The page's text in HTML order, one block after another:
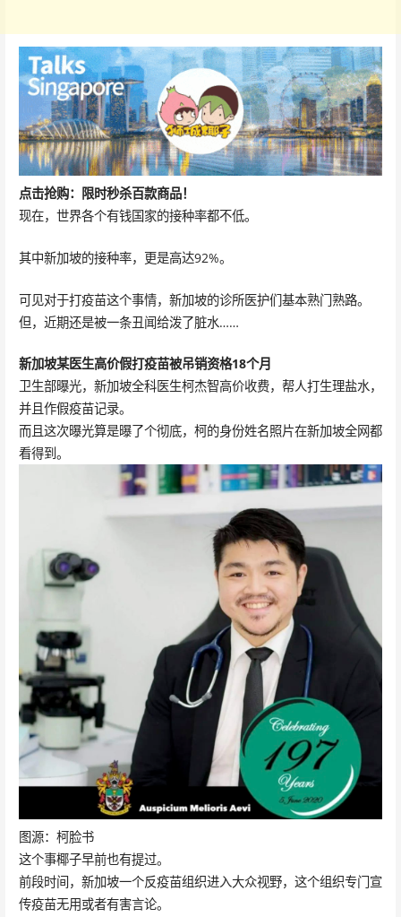
点击抢购：限时秒杀百款商品！
现在，世界各个有钱国家的接种率都不低。
其中新加坡的接种率，更是高达92%。
可见对于打疫苗这个事情，新加坡的诊所医护们基本熟门熟路。
但，近期还是被一条丑闻给泼了脏水……
新加坡某医生高价假打疫苗被吊销资格18个月
卫生部曝光，新加坡全科医生柯杰智高价收费，帮人打生理盐水，
并且作假疫苗记录。
而且这次曝光算是曝了个彻底，柯的身份姓名照片在新加坡全网都
看得到。
图源：柯脸书
这个事椰子早前也有提过。
前段时间，新加坡一个反疫苗组织进入大众视野，这个组织专门宣
传疫苗无用或者有害言论。